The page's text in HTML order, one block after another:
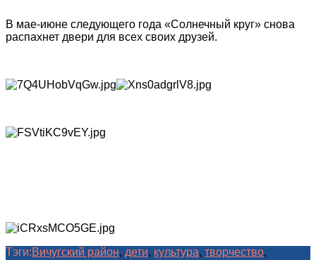
В мае-июне следующего года «Солнечный круг» снова
распахнет двери для всех своих друзей.
Тэги:Вичугский район, дети, культура, творчество,